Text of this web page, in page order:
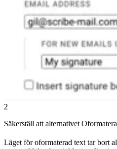
2
Säkerställ att alternativet
Läget för oformaterad text tar bort